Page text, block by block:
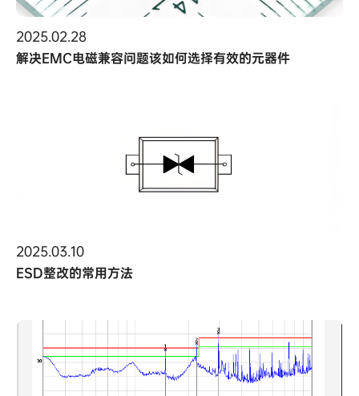
2025.02.28
解决EMC电磁兼容问题该如何选择有效的元器件
2025.03.10
ESD整改的常用方法